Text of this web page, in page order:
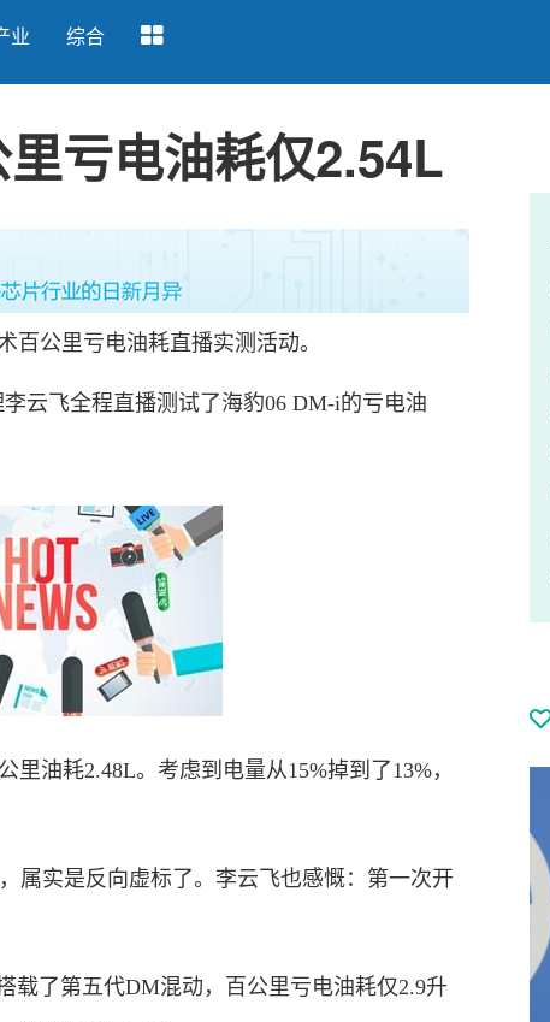
业 综合
亏电油耗仅2.54L
公里亏电油耗直播实测活动。
飞全程直播测试了海豹06 DM-i的亏电油
油耗2.48L。考虑到电量从15%掉到了13%，
实是反向虚标了。李云飞也感慨：第一次开
了第五代DM混动，百公里亏电油耗仅2.9升